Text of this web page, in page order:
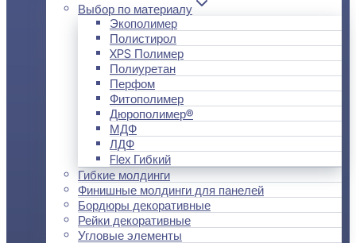
Выбор по материалу
Экополимер
Полистирол
XPS Полимер
Полиуретан
Перфом
Фитополимер
Дюрополимер®
МДФ
ЛДФ
Flex Гибкий
Гибкие молдинги
Финишные молдинги для панелей
Бордюры декоративные
Рейки декоративные
Угловые элементы